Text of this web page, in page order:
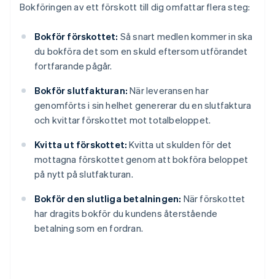
Bokföringen av ett förskott till dig omfattar flera steg:
Bokför förskottet: Så snart medlen kommer in ska
du bokföra det som en skuld eftersom utförandet
fortfarande pågår.
Bokför slutfakturan: När leveransen har
genomförts i sin helhet genererar du en slutfaktura
och kvittar förskottet mot totalbeloppet.
Kvitta ut förskottet: Kvitta ut skulden för det
mottagna förskottet genom att bokföra beloppet
på nytt på slutfakturan.
Bokför den slutliga betalningen: När förskottet
har dragits bokför du kundens återstående
betalning som en fordran.